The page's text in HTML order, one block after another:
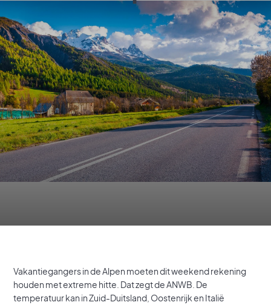
Vakantiegangers in de Alpen moeten dit weekend rekening
houden met extreme hitte. Dat zegt de ANWB. De
temperatuur kan in Zuid-Duitsland, Oostenrijk en Italië